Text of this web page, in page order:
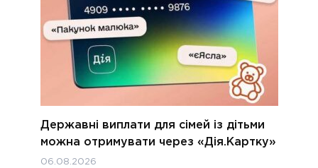
Державні виплати для сімей із дітьми
можна отримувати через «Дія.Картку»
06.08.2026